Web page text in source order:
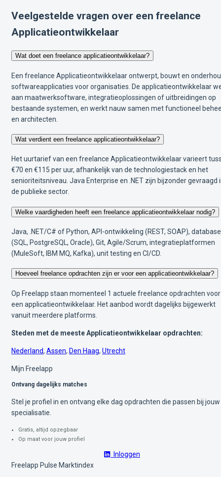
Veelgestelde vragen over een freelance
Applicatieontwikkelaar
Wat doet een freelance applicatieontwikkelaar?
Een freelance Applicatieontwikkelaar ontwerpt, bouwt en
softwareapplicaties voor organisaties. De applicatieontwikkelaar
aan maatwerksoftware, integratieoplossingen of uitbreidingen op
bestaande systemen, en werkt nauw samen met functioneel
en architecten.
Wat verdient een freelance applicatieontwikkelaar?
Het uurtarief van een freelance Applicatieontwikkelaar varieert
€70 en €115 per uur, afhankelijk van de technologiestack en het
senioriteitsniveau. Java Enterprise en .NET zijn bijzonder gevraagd
de publieke sector.
Welke vaardigheden heeft een freelance applicatieontwikkelaar nodig?
Java, .NET/C# of Python, API-ontwikkeling (REST, SOAP),
(SQL, PostgreSQL, Oracle), Git, Agile/Scrum, integratieplatformen
(MuleSoft, IBM MQ, Kafka), unit testing en CI/CD.
Hoeveel freelance opdrachten zijn er voor een applicatieontwikkelaar?
Op Freelapp staan momenteel 1 actuele freelance opdrachten voor
een applicatieontwikkelaar. Het aanbod wordt dagelijks bijgewerkt
vanuit meerdere platforms.
Steden met de meeste Applicatieontwikkelaar opdrachten:
Nederland, Assen, Den Haag, Utrecht
Mijn Freelapp
Ontvang dagelijks matches
Stel je profiel in en ontvang elke dag opdrachten die passen bij jouw
specialisatie.
Gratis, altijd opzegbaar
Op maat voor jouw profiel
Inloggen
Freelapp Pulse Marktindex